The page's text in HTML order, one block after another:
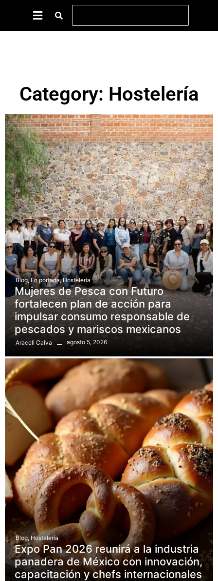
Category: Hostelería
Blog, En portada, Hostelería
Mujeres de Pesca con Futuro
fortalecen plan de acción para
impulsar consumo responsable de
pescados y mariscos mexicanos
Araceli Calva agosto 5, 2026
Blog, Hostelería
Expo Pan 2026 reunirá a la industria
panadera de México con innovación,
capacitación y chefs internacionales